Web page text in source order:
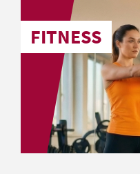
FITNESS